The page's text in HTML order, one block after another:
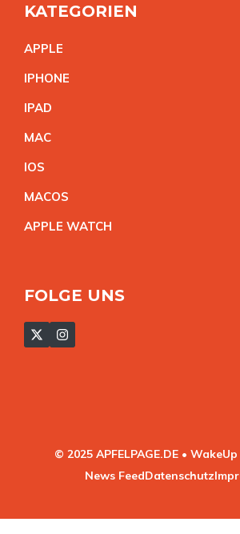
KATEGORIEN
APPLE
IPHONE
IPAD
MAC
IOS
MACOS
APPLE WATCH
FOLGE UNS
© 2025 APFELPAGE.DE •
News FeedDatenschutz